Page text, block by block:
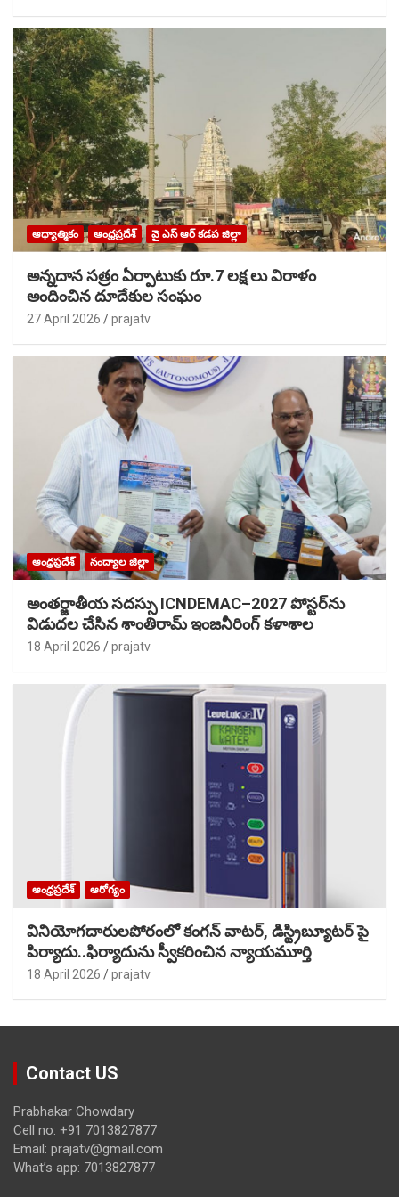
ఆధ్యాత్మికం ఆంధ్రప్రదేశ్ వై ఎస్ ఆర్ కడప జిల్లా
అన్నదాన సత్రం ఏర్పాటుకు రూ.7 లక్ష లు విరాళం
అందించిన దూదేకుల సంఘం
27 April 2026 prajatv
ఆంధ్రప్రదేశ్ నంద్యాల జిల్లా
అంతర్జాతీయ సదస్సు ICNDEMAC–2027 పోస్టర్‌ను
విడుదల చేసిన శాంతిరామ్ ఇంజనీరింగ్ కళాశాల
18 April 2026 prajatv
ఆంధ్రప్రదేశ్ ఆరోగ్యం
వినియోగదారులపోరంలో కంగన్ వాటర్, డిస్ట్రిబ్యూటర్ పై
పిర్యాదు..ఫిర్యాదును స్వీకరించిన న్యాయమూర్తి
18 April 2026 prajatv
Contact US
Prabhakar Chowdary
Cell no: +91 7013827877
Email: prajatv@gmail.com
What’s app: 7013827877